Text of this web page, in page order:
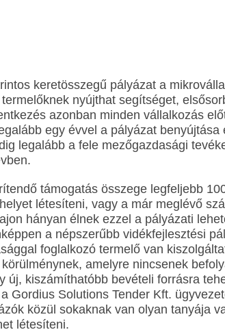
keretösszegű pályázat a
nyújthat segítséget,
azonban minden vállalkozás
egy évvel a pályázat benyújtása
legalább a fele mezőgazdasági
támogatás összege legfeljebb
létesíteni, vagy a már meglévő
hányan élnek ezzel a pályázati
a népszerűbb vidékfejlesztési
foglalkozó termelő van
amelyre nincsenek
új, kiszámíthatóbb bevételi forrásra
Gordius Solutions Tender Kft.
közül sokaknak van olyan tanyája
létesíteni.